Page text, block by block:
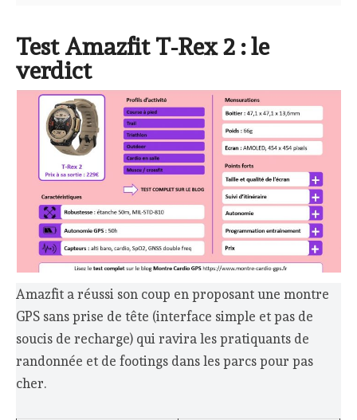
Test Amazfit T-Rex 2 : le
verdict
Amazfit a réussi son coup en proposant une montre
GPS sans prise de tête (interface simple et pas de
soucis de recharge) qui ravira les pratiquants de
randonnée et de footings dans les parcs pour pas
cher.